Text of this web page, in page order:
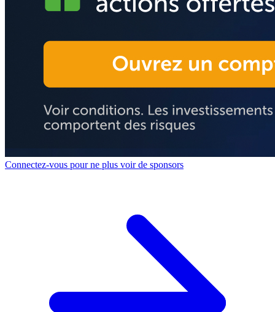
Connectez-vous pour ne plus voir de sponsors